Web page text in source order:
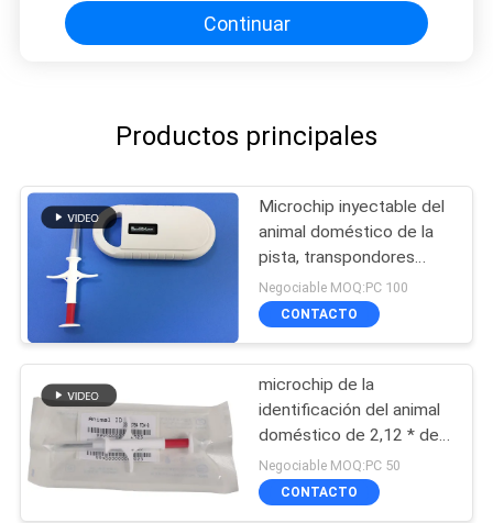
Continuar
Productos principales
Microchip inyectable del
animal doméstico de la
pista, transpondores
inyectables de
seguimiento animales del
microchip
Negociable MOQ:PC 100
CONTACTO
microchip de la
identificación del animal
doméstico de 2,12 * de
12m m para los perros
que siguen,
transpondores
Negociable MOQ:PC 50
CONTACTO